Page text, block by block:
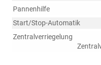
Pannenhilfe
Start/Stop-Automatik
Zentralverriegelung